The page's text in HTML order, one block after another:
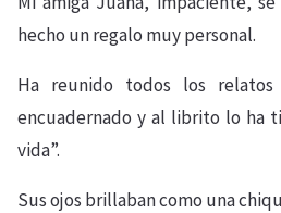
hecho un regalo muy personal.
Ha reunido todos los
encuadernado y al librito lo ha
vida”.
Sus ojos brillaban como una